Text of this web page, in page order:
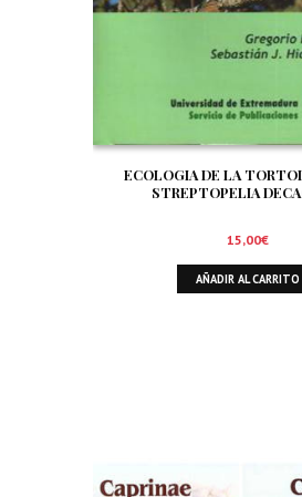
ECOLOGIA DE LA
STREPTOPELIA
15,00€
AÑADIR AL CARRITO